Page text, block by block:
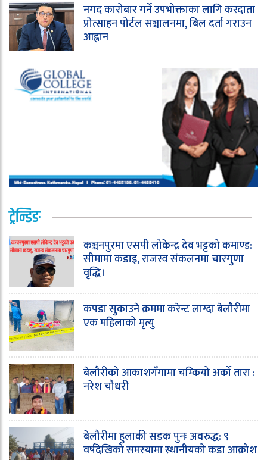
नगद कारोबार गर्ने उपभोक्ताका लागि करदाता
प्रोत्साहन पोर्टल सञ्चालनमा, बिल दर्ता गराउन
आह्वान
ट्रेन्डिङ
कञ्चनपुरमा एसपी लोकेन्द्र देव भट्टको कमाण्ड:
सीमामा कडाइ, राजस्व संकलनमा चारगुणा
वृद्धि।
कपडा सुकाउने क्रममा करेन्ट लाग्दा बेलौरीमा
एक महिलाको मृत्यु
बेलौरीको आकाशगँगामा चम्कियो अर्को तारा :
नरेश चौधरी
बेलौरीमा हुलाकी सडक पुनः अवरुद्ध: ९
वर्षदेखिको समस्यामा स्थानीयको कडा आक्रोश